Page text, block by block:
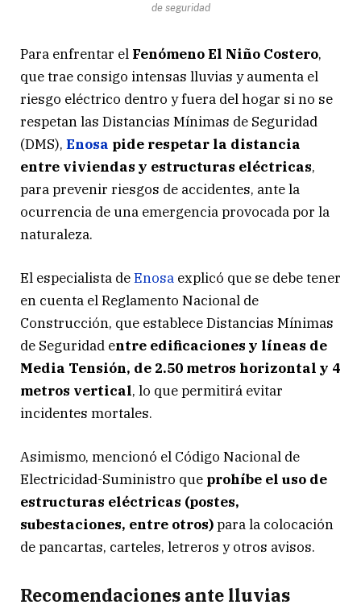
de seguridad
Para enfrentar el Fenómeno El Niño Costero,
que trae consigo intensas lluvias y aumenta el
riesgo eléctrico dentro y fuera del hogar si no se
respetan las Distancias Mínimas de Seguridad
(DMS), Enosa pide respetar la distancia
entre viviendas y estructuras eléctricas,
para prevenir riesgos de accidentes, ante la
ocurrencia de una emergencia provocada por la
naturaleza.
El especialista deEnosa explicó que se debe tener
en cuenta el Reglamento Nacional de
Construcción, que establece Distancias Mínimas
de Seguridad entre edificaciones y líneas de
Media Tensión, de 2.50 metros horizontal y 4
metros vertical, lo que permitirá evitar
incidentes mortales.
Asimismo, mencionó el Código Nacional de
Electricidad-Suministro que prohíbe el uso de
estructuras eléctricas (postes,
subestaciones, entre otros)para la colocación
de pancartas, carteles, letreros y otros avisos.
Recomendaciones ante lluvias